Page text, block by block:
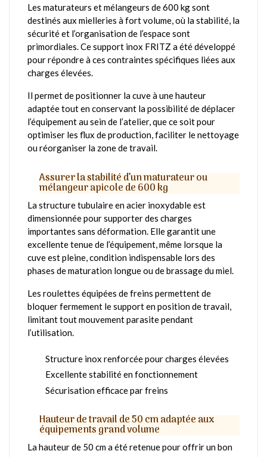
Les maturateurs et mélangeurs de 600 kg sont
destinés aux mielleries à fort volume, où la stabilité, la
sécurité et l’organisation de l’espace sont
primordiales. Ce support inox FRITZ a été développé
pour répondre à ces contraintes spécifiques liées aux
charges élevées.
Il permet de positionner la cuve à une hauteur
adaptée tout en conservant la possibilité de déplacer
l’équipement au sein de l’atelier, que ce soit pour
optimiser les flux de production, faciliter le nettoyage
ou réorganiser la zone de travail.
Assurer la stabilité d’un maturateur ou
mélangeur apicole de 600 kg
La structure tubulaire en acier inoxydable est
dimensionnée pour supporter des charges
importantes sans déformation. Elle garantit une
excellente tenue de l’équipement, même lorsque la
cuve est pleine, condition indispensable lors des
phases de maturation longue ou de brassage du miel.
Les roulettes équipées de freins permettent de
bloquer fermement le support en position de travail,
limitant tout mouvement parasite pendant
l’utilisation.
Structure inox renforcée pour charges élevées
Excellente stabilité en fonctionnement
Sécurisation efficace par freins
Hauteur de travail de 50 cm adaptée aux
équipements grand volume
La hauteur de 50 cm a été retenue pour offrir un bon